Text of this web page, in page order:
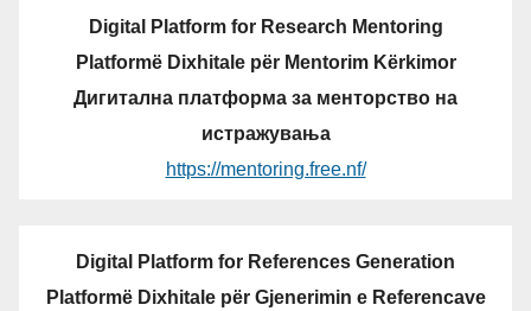
Digital Platform for Research Mentoring
Platformë Dixhitale për Mentorim Kërkimor
Дигитална платформа за менторство на
истражувања
https://mentoring.free.nf/
Digital Platform for References Generation
Platformë Dixhitale për Gjenerimin e Referencave